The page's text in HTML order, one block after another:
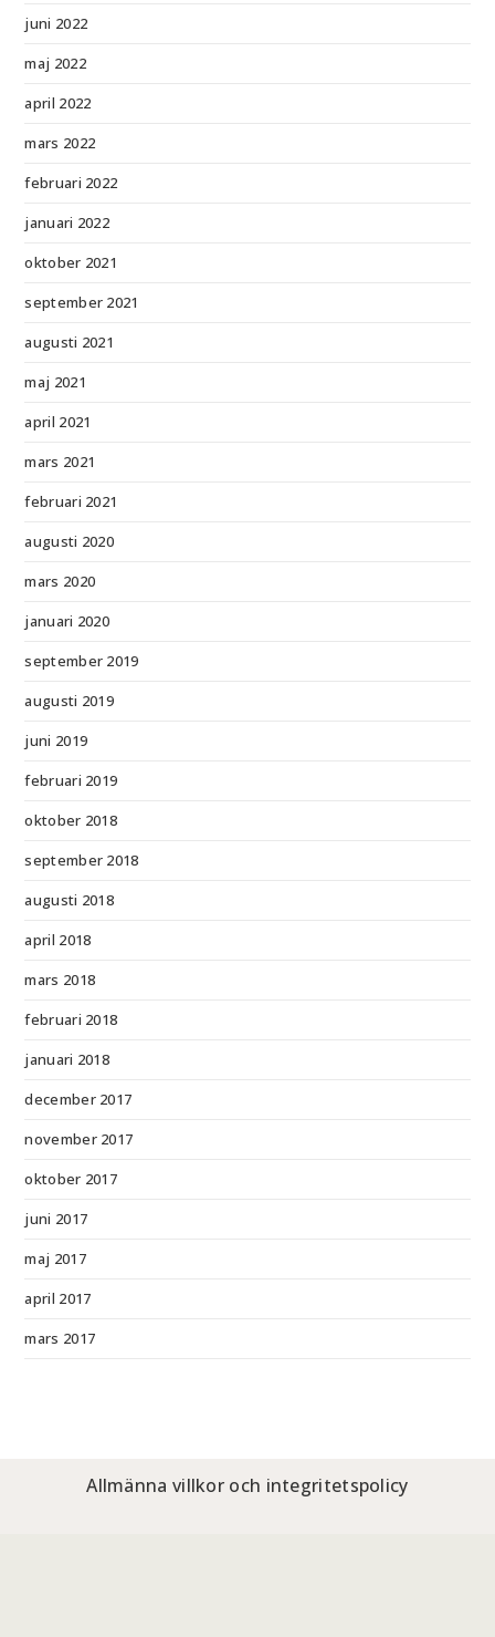
juni 2022
maj 2022
april 2022
mars 2022
februari 2022
januari 2022
oktober 2021
september 2021
augusti 2021
maj 2021
april 2021
mars 2021
februari 2021
augusti 2020
mars 2020
januari 2020
september 2019
augusti 2019
juni 2019
februari 2019
oktober 2018
september 2018
augusti 2018
april 2018
mars 2018
februari 2018
januari 2018
december 2017
november 2017
oktober 2017
juni 2017
maj 2017
april 2017
mars 2017
Allmänna villkor och integritetspolicy